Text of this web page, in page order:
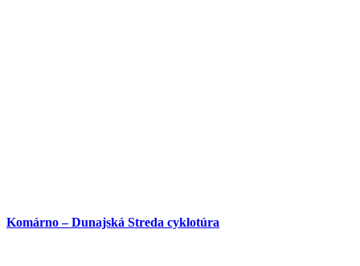
Komárno – Dunajská Streda cyklotúra